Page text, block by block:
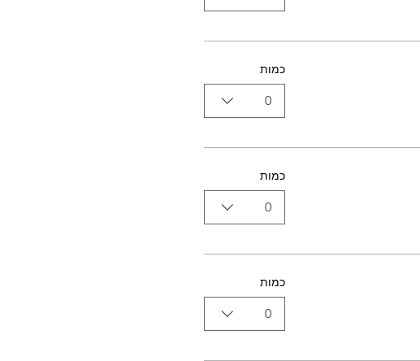
כמות
0
כמות
0
כמות
0